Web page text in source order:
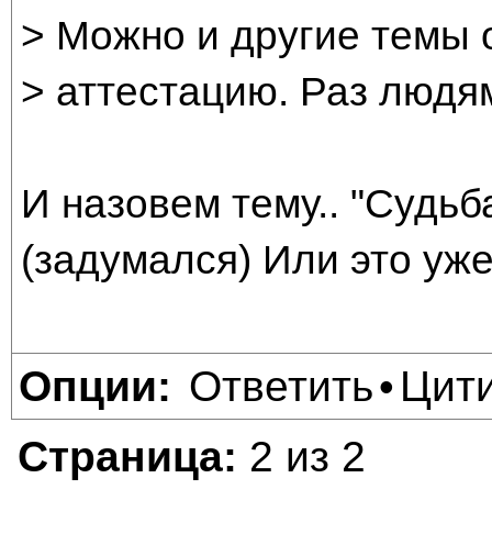
> Можно и другие темы
> аттестацию. Раз
И назовем тему..
(задумался) Или это
Опции: Ответить•
Страница: 2 из 2